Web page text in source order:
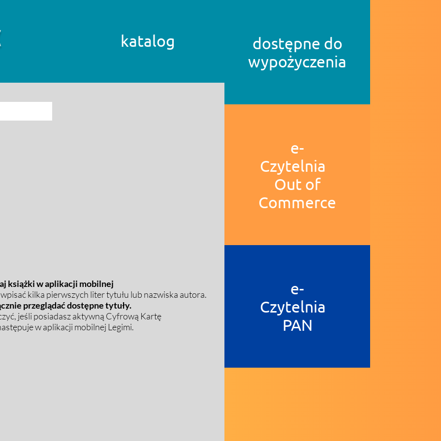
katalog
książki w aplikacji mobilnej
kilka pierwszych liter tytułu lub nazwiska autora.
przeglądać dostępne tytuły.
jeśli posiadasz aktywną Cyfrową Kartę
w aplikacji mobilnej Legimi.
dostępne do
wypożyczenia
e-
Czytelnia
Out of
Commerce
e-
Czytelnia
PAN